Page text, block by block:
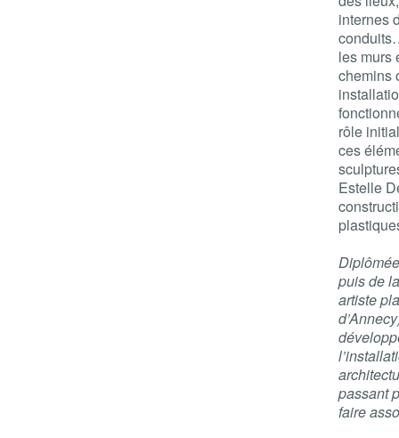
internes
les murs
chemins
rôle
ces
Estelle
puis de
artiste
passant
faire